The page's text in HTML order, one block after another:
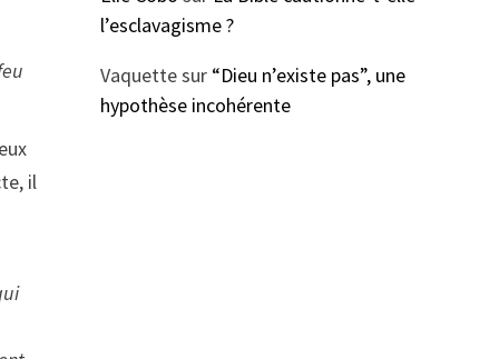
il
l’esclavagisme ?
Vaquettesur “Dieu n’existe pas”, une
hypothèse incohérente